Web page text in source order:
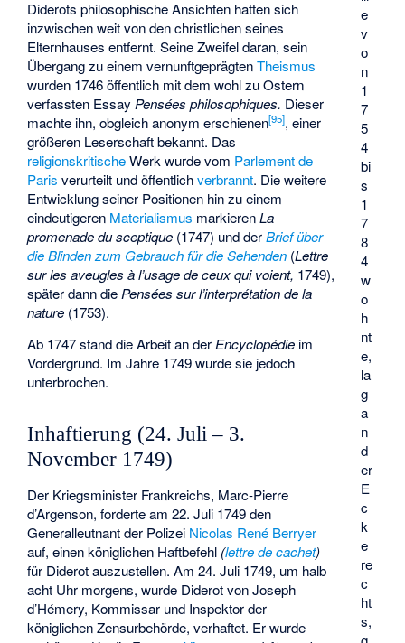
e
v
o
n
1
7
5
4
bi
s
1
7
8
4
w
o
h
nt
e,
la
g
a
n
d
er
E
c
k
e
re
c
ht
s,
Diderots philosophische Ansichten hatten sich
inzwischen weit von den christlichen seines
Elternhauses entfernt. Seine Zweifel daran, sein
Übergang zu einem vernunftgeprägtenTheismus
wurden 1746 öffentlich mit dem wohl zu Ostern
verfassten Essay Pensées philosophiques. Dieser
machte ihn, obgleich anonym erschienen[95], einer
größeren Leserschaft bekannt. Das
religionskritischeWerk wurde vom Parlement de
Paris verurteilt und öffentlichverbrannt. Die weitere
Entwicklung seiner Positionen hin zu einem
eindeutigeren Materialismus markierenLa
promenade du sceptique (1747) und derBrief über
die Blinden zum Gebrauch für die Sehenden (Lettre
sur les aveugles à l’usage de ceux qui voient, 1749),
später dann die Pensées sur l’interprétation de la
nature (1753).
Ab 1747 stand die Arbeit an der Encyclopédie im
Vordergrund. Im Jahre 1749 wurde sie jedoch
unterbrochen.
Inhaftierung (24. Juli – 3.
November 1749)
Der Kriegsminister Frankreichs, Marc-Pierre
d’Argenson, forderte am 22. Juli 1749 den
Generalleutnant der Polizei Nicolas René Berryer
auf, einen königlichen Haftbefehl (lettre de cachet)
für Diderot auszustellen. Am 24. Juli 1749, um halb
acht Uhr morgens, wurde Diderot vonJoseph
d’Hémery, Kommissar und Inspektor der
königlichen Zensurbehörde, verhaftet. Er wurde